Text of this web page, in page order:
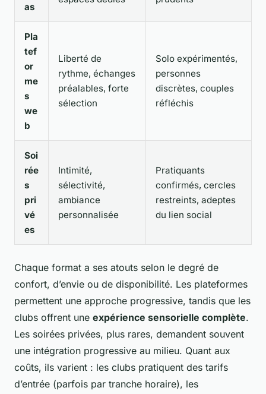
as
Pla
tef
or
me
s
we
b
Liberté de
rythme, échanges
préalables, forte
sélection
Solo expérimentés,
personnes
discrètes, couples
réfléchis
Soi
rée
s
pri
vé
es
Intimité,
sélectivité,
ambiance
personnalisée
Pratiquants
confirmés, cercles
restreints, adeptes
du lien social
Chaque format a ses atouts selon le degré de
confort, d’envie ou de disponibilité. Les plateformes
permettent une approche progressive, tandis que les
clubs offrent une expérience sensorielle complète.
Les soirées privées, plus rares, demandent souvent
une intégration progressive au milieu. Quant aux
coûts, ils varient : les clubs pratiquent des tarifs
d’entrée (parfois par tranche horaire), les